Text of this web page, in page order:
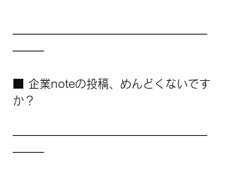
─────────────────────────
────
■ 企業noteの投稿、めんどくないです
か？
─────────────────────────
────